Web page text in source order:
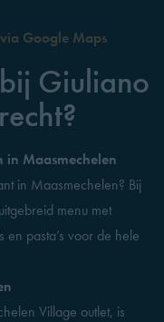
Google Maps
Giuliano
in Maasmechelen
in Maasmechelen? Bij
menu met
en pasta’s voor de hele
Village outlet, is